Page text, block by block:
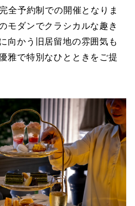
全予約制での開催となりま
モダンでクラシカルな趣き
向かう旧居留地の雰囲気も
雅で特別なひとときをご提